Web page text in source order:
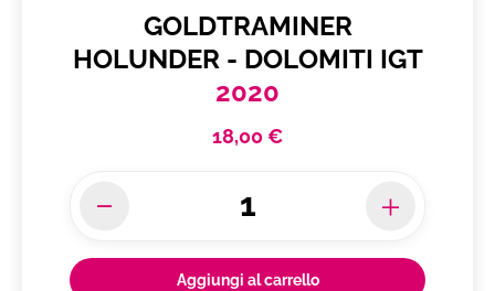
GOLDTRAMINER
HOLUNDER - DOLOMITI IGT
2020
18,00 €
Aggiungi al carrello